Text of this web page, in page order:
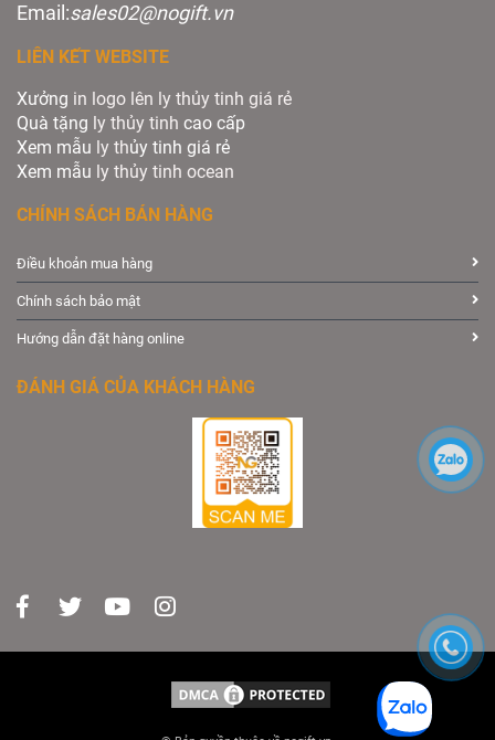
Email:sales02@nogift.vn
LIÊN KẾT WEBSITE
Xưởng in logo lên ly thủy tinh giá rẻ
Quà tặng ly thủy tinh cao cấp
Xem mẫu ly thủy tinh giá rẻ
Xem mẫu ly thủy tinh ocean
CHÍNH SÁCH BÁN HÀNG
Điều khoản mua hàng
Chính sách bảo mật
Hướng dẫn đặt hàng online
ĐÁNH GIÁ CỦA KHÁCH HÀNG